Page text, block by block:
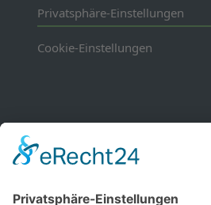
Privatsphäre-Einstellungen
Cookie-Einstellungen
Mitgliedschaften